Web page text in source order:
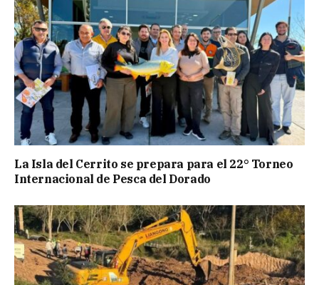
La Isla del Cerrito se prepara para el 22° Torneo
Internacional de Pesca del Dorado